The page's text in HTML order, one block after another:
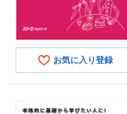
お気に入り登録